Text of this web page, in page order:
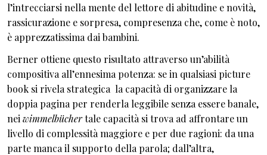
l’intrecciarsi nella mente del lettore di abitudine e novità,
rassicurazione e sorpresa, compresenza che, come è noto,
è apprezzatissima dai bambini.
Berner ottiene questo risultato attraverso un’abilità
compositiva all’ennesima potenza: se in qualsiasi picture
book si rivela strategica la capacità di organizzare la
doppia pagina per renderla leggibile senza essere banale,
nei wimmelbüchertale capacità si trova ad affrontare un
livello di complessità maggiore e per due ragioni: da una
parte manca il supporto della parola; dall’altra,